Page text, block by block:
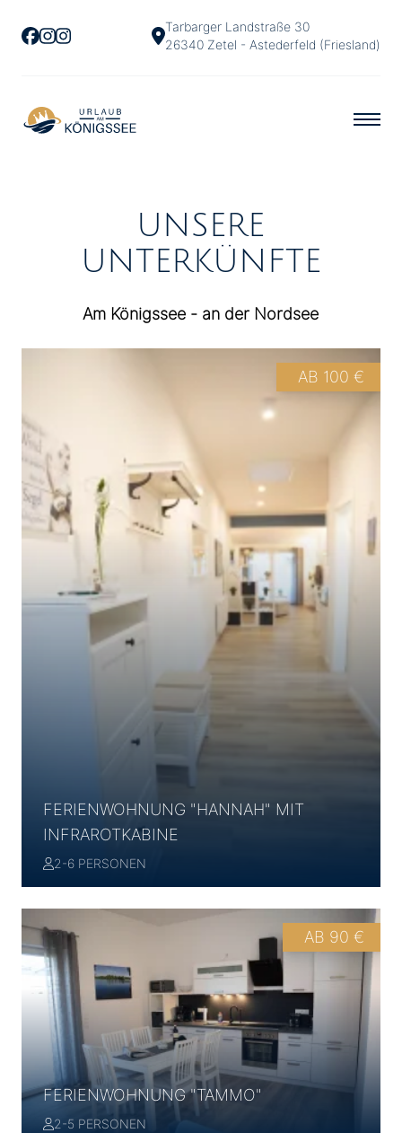
Tarbarger Landstraße 30
26340 Zetel - Astederfeld (Friesland)
UNSERE
UNTERKÜNFTE
Am Königssee - an der Nordsee
FERIENWOHNUNG "HANNAH" MIT
INFRAROTKABINE
2-6 PERSONEN
AB 100 €
FERIENWOHNUNG "TAMMO"
2-5 PERSONEN
AB 90 €